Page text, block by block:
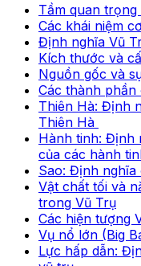
Tầm quan trọng
Các khái niệm
Định nghĩa Vũ
Kích thước và
Nguồn gốc và
Các thành
Thiên Hà: Định
Thiên Hà
Hành tinh: Định
của các hành
Sao: Định nghĩa
Vật chất tối và
trong Vũ Trụ
Các hiện tượng
Vụ nổ lớn (Big
Lực hấp dẫn: